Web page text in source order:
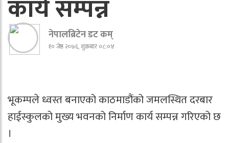
कार्य सम्पन्न
नेपालब्रिटेन डट कम्
१० जेष्ठ २०७६, शुक्रबार ०८:०४
भूकम्पले ध्वस्त बनाएको काठमाडौंको जमलस्थित दरबार
हाईस्कुलको मुख्य भवनको निर्माण कार्य सम्पन्न गरिएको छ
।